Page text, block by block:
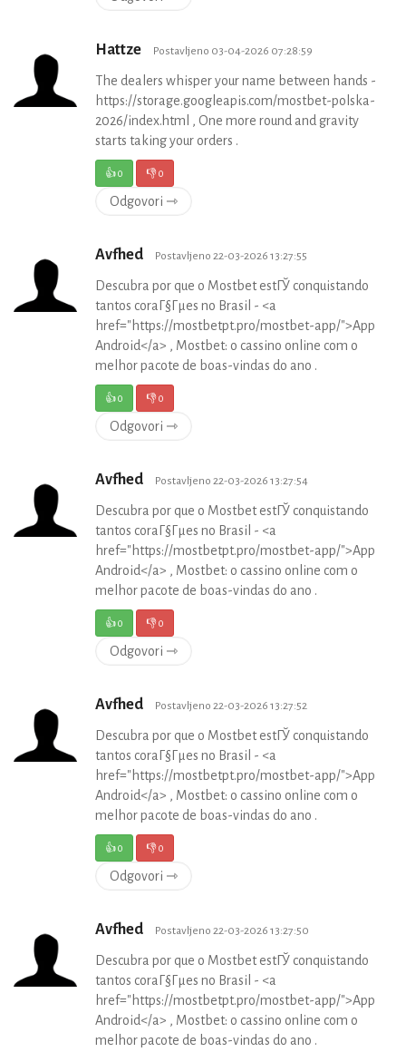
Hattze Postavljeno 03-04-2026 07:28:59
The dealers whisper your name between hands -
https://storage.googleapis.com/mostbet-polska-
2026/index.html , One more round and gravity
starts taking your orders .
👍0 👎0
Odgovori ⇾
Avfhed Postavljeno 22-03-2026 13:27:55
Descubra por que o Mostbet estГЎ conquistando
tantos coraГ§Гµes no Brasil - <a
href="https://mostbetpt.pro/mostbet-app/">App
Android</a> , Mostbet: o cassino online com o
melhor pacote de boas-vindas do ano .
👍0 👎0
Odgovori ⇾
Avfhed Postavljeno 22-03-2026 13:27:54
Descubra por que o Mostbet estГЎ conquistando
tantos coraГ§Гµes no Brasil - <a
href="https://mostbetpt.pro/mostbet-app/">App
Android</a> , Mostbet: o cassino online com o
melhor pacote de boas-vindas do ano .
👍0 👎0
Odgovori ⇾
Avfhed Postavljeno 22-03-2026 13:27:52
Descubra por que o Mostbet estГЎ conquistando
tantos coraГ§Гµes no Brasil - <a
href="https://mostbetpt.pro/mostbet-app/">App
Android</a> , Mostbet: o cassino online com o
melhor pacote de boas-vindas do ano .
👍0 👎0
Odgovori ⇾
Avfhed Postavljeno 22-03-2026 13:27:50
Descubra por que o Mostbet estГЎ conquistando
tantos coraГ§Гµes no Brasil - <a
href="https://mostbetpt.pro/mostbet-app/">App
Android</a> , Mostbet: o cassino online com o
melhor pacote de boas-vindas do ano .